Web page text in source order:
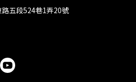
五段524巷1弄20號